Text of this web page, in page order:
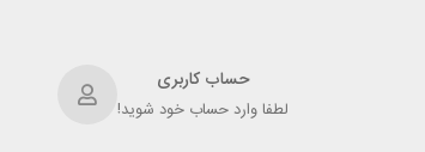
حساب کاربری
لطفا وارد حساب خود شوید!